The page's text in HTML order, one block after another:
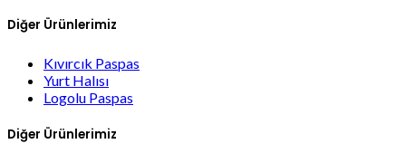
Diğer Ürünlerimiz
Kıvırcık Paspas
Yurt Halısı
Logolu Paspas
Diğer Ürünlerimiz